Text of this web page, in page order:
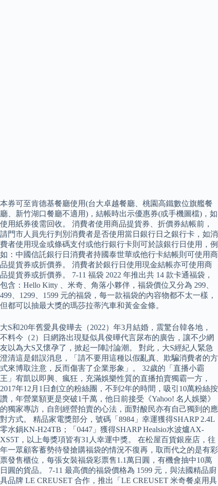
本券可至肯德基餐廳使用(台大卓越餐廳、桃園高鐵數位旗艦餐
廳、新竹湖口餐廳不適用)，結帳時出示優惠券(或手機圖檔)，如
使用紙券後需回收。 消費者使用商品提貨券、折價券結帳前，
請門市人員先行判別消費者是否使用當日銀行日之銀行卡，如消
費者使用現金或條碼支付或他行銀行卡則可於該銀行日使用，例
如：中國信託銀行日消費者持國泰世華或他行卡結帳則可使用商
品提貨券或折價券。 消費者於銀行日使用現金結帳亦可使用商
品提貨券或折價券。 7-11 福袋 2022 年推出共 14 款卡通福袋，
包含：Hello Kitty 、米奇、角落小夥伴，福袋價位又分為 299、
499、1299、1599 元的福袋，每一款福袋的內容物都不太一樣，
但都可以抽最大獎的瑪莎拉蒂汽車和黃金金條。
大S和20年舊愛具俊曄去（2022）年3月結婚，震驚台韓各地，
不料今（2）日網路出現疑似具俊曄代言尿布的廣告，讓不少網
友以為大S又懷孕了，掀起一陣討論潮。 對此，大S經紀人緊急
澄清這是錯誤消息，「請不要用這種以假亂真、欺騙消費者的方
式來博取注意，反而傷害了企業形象」。 32歲的「直播小霸
王」宥凱以即興、瘋狂，充滿娛樂性質的直播拍賣獨霸一方，
2017年12月1日創立的粉絲團，不到2年的時間，吸引10萬粉絲按
讚，年營業額更是突破1千萬，他日前接受《Yahoo! 名人娛樂》
的獨家專訪，自剖經營拍賣的心法，面對酸民亦有自己獨到的應
對方式。 精品家電獎部分，號碼「8984」幸運獲得SHARP 2.4L
零水鍋KN-H24TB；「0447」獲得SHARP Healsio水波爐AX-
XS5T，以上每獎項皆有31人幸運中獎。 在松屋百貨銀座店，往
年一眾顧客蓄勢待發搶購福袋的情況不復再，取而代之的是有彩
票發售櫃位，每張女裝福袋彩票售1.1萬日圓，有機會抽中10萬
日圓的貨品。 7-11 最高價的福袋價格為 1599 元，與法國精品廚
具品牌 LE CREUSET 合作，推出「LE CREUSET 米奇餐桌用具